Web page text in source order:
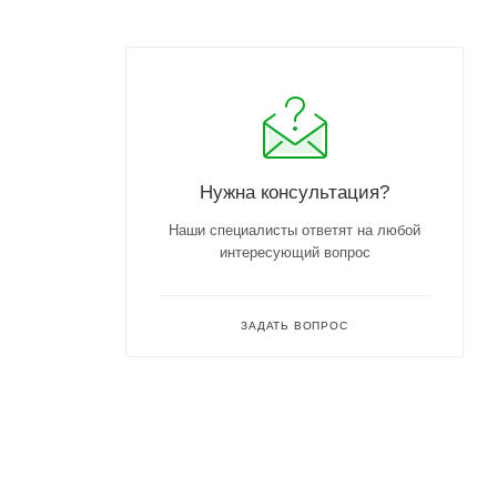
Нужна консультация?
Наши специалисты ответят на любой
интересующий вопрос
ЗАДАТЬ ВОПРОС